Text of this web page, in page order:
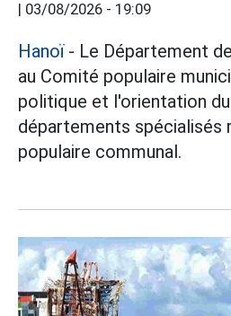
03/08/2026 - 19:09
Hanoï- Le Département
au Comité populaire
politique et l'orientation
départements spécialisés
populaire communal.